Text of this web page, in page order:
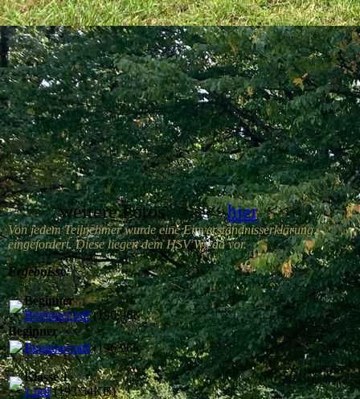
weitere Fotos >>>hier<<<
Von jedem Teilnehmer wurde eine Einverständnisserklärung
eingefordert. Diese liegen dem HSV Wieda vor.
Ergebnisse:
Beginner
Beginner.pdf(196.96KB)
Beginner
Beginner.pdf(196.96KB)
Klasse 1
1.pdf(193.54KB)